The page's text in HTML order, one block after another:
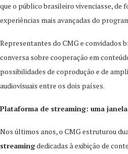
que o público brasileiro vivenciasse, de
experiências mais avançadas do
Representantes do CMG e convidados
conversa sobre cooperação em
possibilidades de coprodução e de
audiovisuais entre os dois países.
Plataforma de streaming: uma
Nos últimos anos, o CMG estruturou
streamingdedicadas à exibição de